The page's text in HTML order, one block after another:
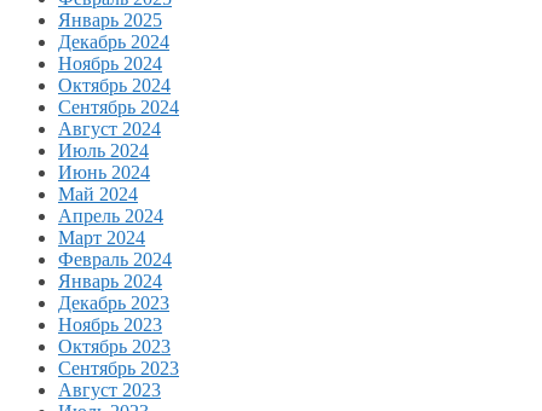
Январь 2025
Декабрь 2024
Ноябрь 2024
Октябрь 2024
Сентябрь 2024
Август 2024
Июль 2024
Июнь 2024
Май 2024
Апрель 2024
Март 2024
Февраль 2024
Январь 2024
Декабрь 2023
Ноябрь 2023
Октябрь 2023
Сентябрь 2023
Август 2023